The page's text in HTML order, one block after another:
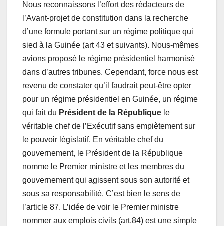
Nous reconnaissons l’effort des rédacteurs de
l’Avant-projet de constitution dans la recherche
d’une formule portant sur un régime politique qui
sied à la Guinée (art 43 et suivants). Nous-mêmes
avions proposé le régime présidentiel harmonisé
dans d’autres tribunes. Cependant, force nous est
revenu de constater qu’il faudrait peut-être opter
pour un régime présidentiel en Guinée, un régime
qui fait du Président de la République le
véritable chef de l’Exécutif sans empiètement sur
le pouvoir législatif. En véritable chef du
gouvernement, le Président de la République
nomme le Premier ministre et les membres du
gouvernement qui agissent sous son autorité et
sous sa responsabilité. C’est bien le sens de
l’article 87. L’idée de voir le Premier ministre
nommer aux emplois civils (art.84) est une simple